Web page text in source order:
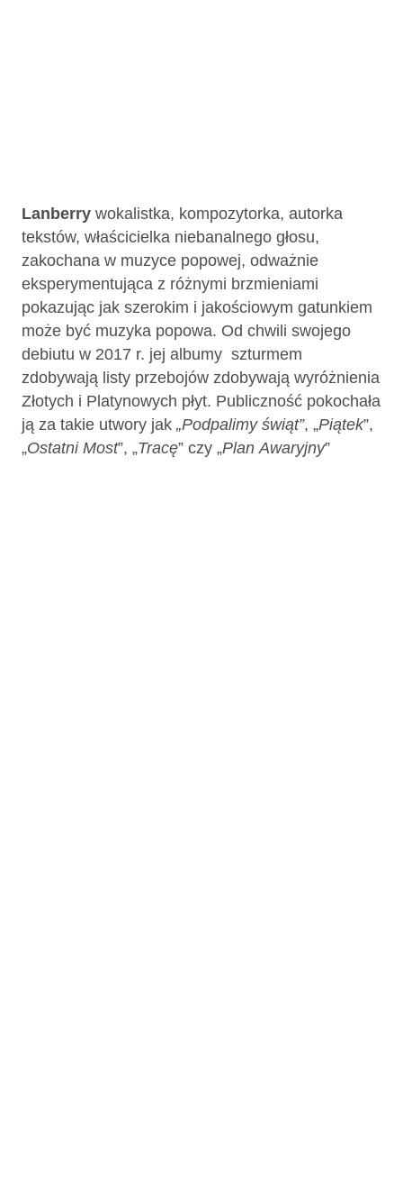
Lanberry wokalistka, kompozytorka, autorka
tekstów, właścicielka niebanalnego głosu,
zakochana w muzyce popowej, odważnie
eksperymentująca z różnymi brzmieniami
pokazując jak szerokim i jakościowym gatunkiem
może być muzyka popowa. Od chwili swojego
debiutu w 2017 r. jej albumy szturmem
zdobywają listy przebojów zdobywają wyróżnienia
Złotych i Platynowych płyt. Publiczność pokochała
ją za takie utwory jak „Podpalimy świąt”, „Piątek”,
„Ostatni Most”, „Tracę” czy „Plan Awaryjny”